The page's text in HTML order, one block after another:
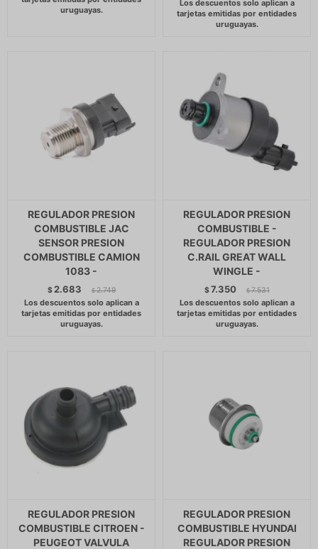
REGULADOR PRESION
COMBUSTIBLE JAC
SENSOR PRESION
COMBUSTIBLE CAMION
1083 -
$ 2.683 $ 2.749
REGULADOR PRESION
COMBUSTIBLE -
REGULADOR PRESION
C.RAIL GREAT WALL
WINGLE -
$7.350 $ 7.531
REGULADOR PRESION
COMBUSTIBLE CITROEN -
PEUGEOT VALVULA
REGULADOR PRESION
COMBUSTIBLE HYUNDAI
REGULADOR PRESION